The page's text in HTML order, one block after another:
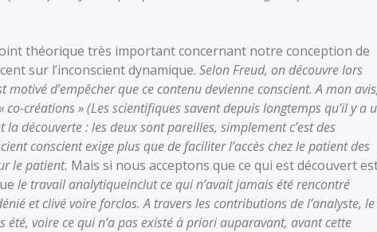
théorique très important concernant notre conception de
sur l’inconscient dynamique. Selon Freud, on découvre lors
d’empêcher que ce contenu devienne conscient. A mon
créations » (Les scientifiques savent depuis longtemps qu’il y a
découverte : les deux sont pareilles, simplement c’est des
conscient exige plus que de faciliter l’accès chez le patient des
le patient. Mais si nous acceptons que ce qui est découvert
le travail analytiqueinclut ce qui n’avait jamais été rencontré
et clivé voire forclos. A travers les contributions de l’analyste, le
été, voire ce qui n’a pas existé à priori auparavant, avant cette